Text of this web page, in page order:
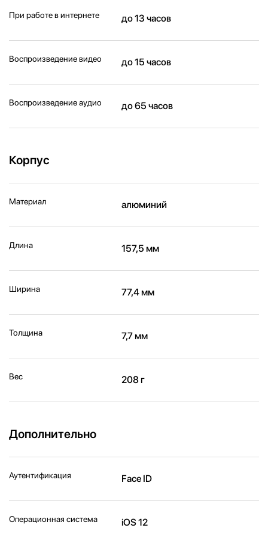
При работе в интернете до 13 часов
Воспроизведение видео до 15 часов
Воспроизведение аудио до 65 часов
Корпус
Материал алюминий
Длина 157,5 мм
Ширина 77,4 мм
Толщина 7,7 мм
Вес 208 г
Дополнительно
Аутентификация Face ID
Операционная система iOS 12